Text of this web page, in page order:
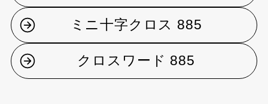
ミニ十字クロス 885
クロスワード 885